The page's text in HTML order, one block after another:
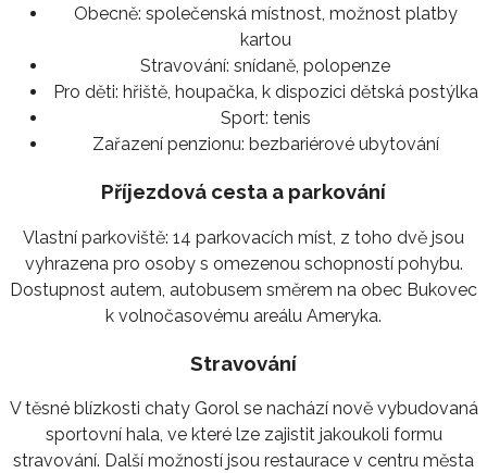
Obecně: společenská místnost, možnost platby
kartou
Stravování: snídaně, polopenze
Pro děti: hřiště, houpačka, k dispozici dětská postýlka
Sport: tenis
Zařazení penzionu: bezbariérové ubytování
Příjezdová cesta a parkování
Vlastní parkoviště: 14 parkovacích míst, z toho dvě jsou
vyhrazena pro osoby s omezenou schopností pohybu.
Dostupnost autem, autobusem směrem na obec Bukovec
k volnočasovému areálu Ameryka.
Stravování
V těsné blízkosti chaty Gorol se nachází nově vybudovaná
sportovní hala, ve které lze zajistit jakoukoli formu
stravování. Další možností jsou restaurace v centru města